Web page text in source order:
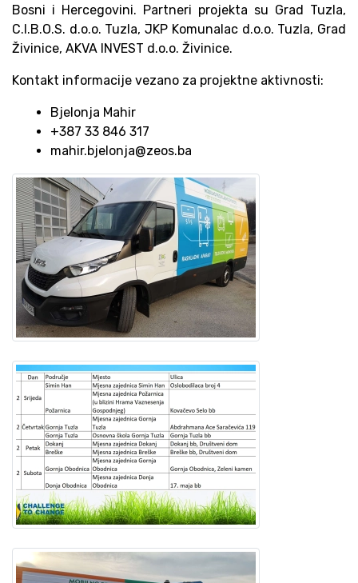
Bosni i Hercegovini. Partneri projekta su Grad Tuzla,
C.I.B.O.S. d.o.o. Tuzla, JKP Komunalac d.o.o. Tuzla, Grad
Živinice, AKVA INVEST d.o.o. Živinice.
Kontakt informacije vezano za projektne aktivnosti:
Bjelonja Mahir
+387 33 846 317
mahir.bjelonja@zeos.ba